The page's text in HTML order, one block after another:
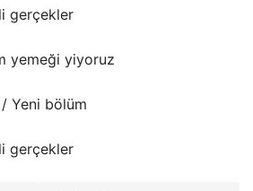
gerçekler
yemeği yiyoruz
Yeni bölüm
gerçekler